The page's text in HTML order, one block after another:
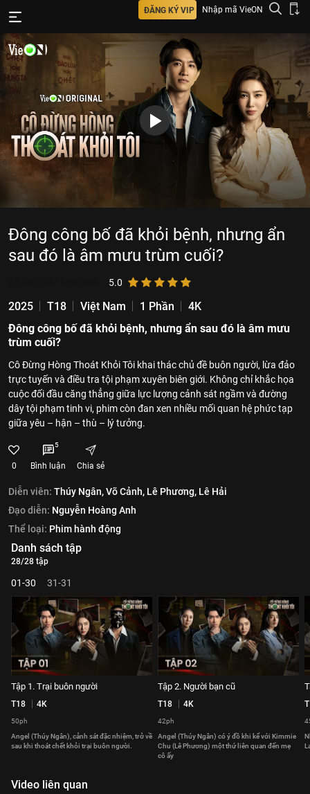
ĐĂNG KÝ VIP Nhập mã VieON
Đông công bố đã khỏi bệnh, nhưng ẩn
sau đó là âm mưu trùm cuối?
5.0
2025 T18 Việt Nam 1 Phần
4K
Đông công bố đã khỏi bệnh, nhưng ẩn sau đó là âm mưu
trùm cuối?
Cô Đừng Hòng Thoát Khỏi Tôi khai thác chủ đề buôn người, lừa đảo
trực tuyến và điều tra tội phạm xuyên biên giới. Không chỉ khắc họa
cuộc đối đầu căng thẳng giữa lực lượng cảnh sát ngầm và đường
dây tội phạm tinh vi, phim còn đan xen nhiều mối quan hệ phức tạp
giữa yêu – hận – thù – lý tưởng.
0
5
Bình luận Chia sẻ
Diễn viên: Thúy Ngân,Võ Cảnh, Lê Phương, Lê Hải
Đạo diễn: Nguyễn Hoàng Anh
Thể loại: Phim hành động
Danh sách tập
28/28 tập
01-30 31-31
Tập 1. Trại buôn người
T18 4K
50ph
Angel (Thúy Ngân), cảnh sát đặc nhiệm, trở về
sau khi thoát chết khỏi trại buôn người.
Tập 2. Người bạn cũ
T18 4K
42ph
Angel (Thúy Ngân) có ý đồ khi kể với Kimmie
Chu (Lê Phương) một thứ liên quan đến mẹ
cô ấy
Video liên quan